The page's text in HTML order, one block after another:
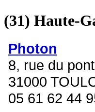
(31) Haute-
Photon
8, rue du
31000
05 61 62 44